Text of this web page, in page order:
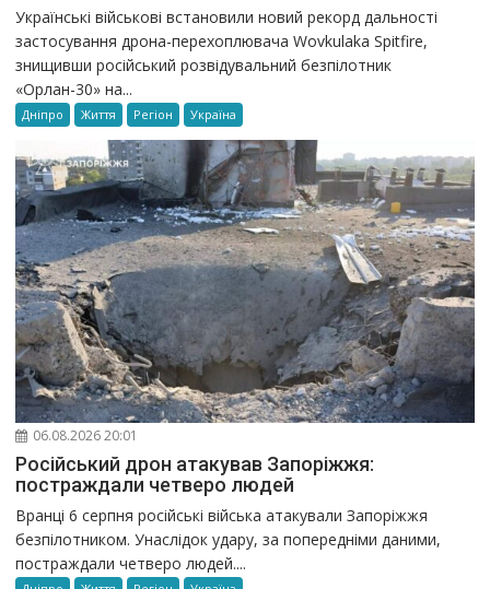
Українські військові встановили новий рекорд дальності
застосування дрона-перехоплювача Wovkulaka Spitfire,
знищивши російський розвідувальний безпілотник
«Орлан-30» на...
Дніпро Життя Регіон Україна
06.08.2026 20:01
Російський дрон атакував Запоріжжя:
постраждали четверо людей
Вранці 6 серпня російські війська атакували Запоріжжя
безпілотником. Унаслідок удару, за попередніми даними,
постраждали четверо людей....